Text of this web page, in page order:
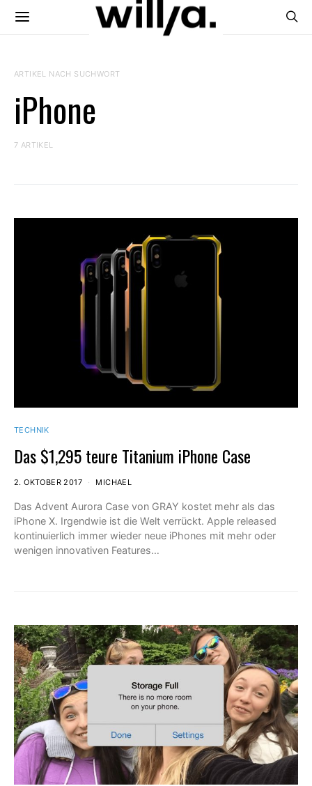
ARTIKEL NACH SUCHWORT
iPhone
7 ARTIKEL
TECHNIK
Das $1,295 teure Titanium iPhone Case
2. OKTOBER 2017 MICHAEL
Das Advent Aurora Case von GRAY kostet mehr als das
iPhone X. Irgendwie ist die Welt verrückt. Apple released
kontinuierlich immer wieder neue iPhones mit mehr oder
wenigen innovativen Features…